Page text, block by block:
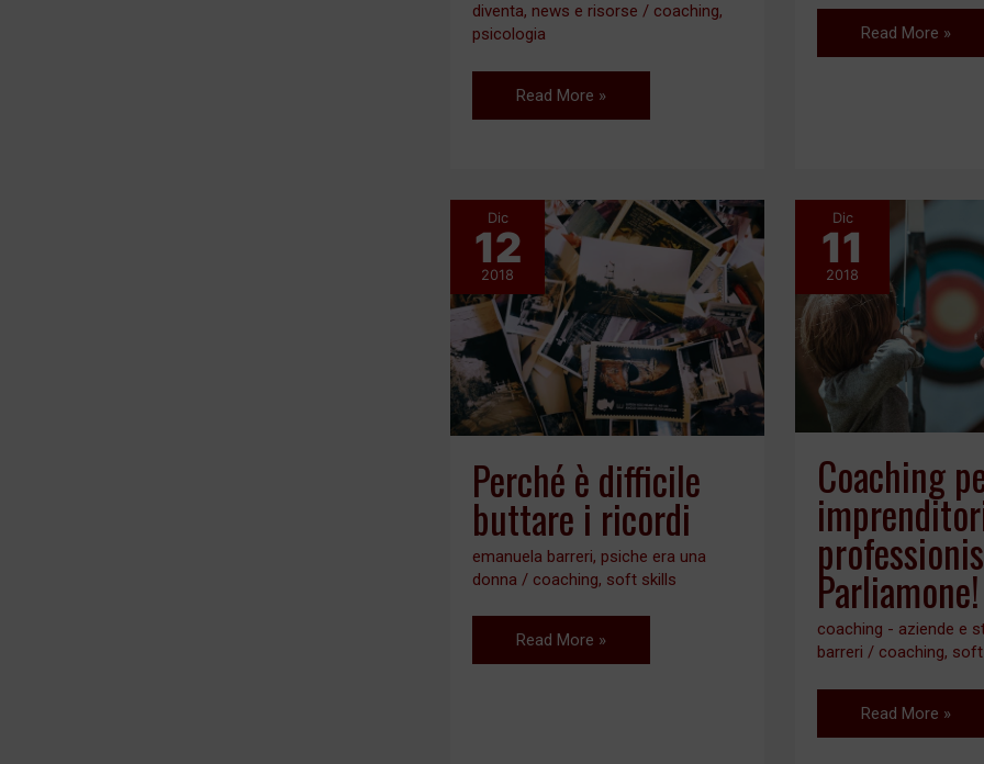
diventa, news e risorse / coaching,
psicologia
Read More »
Read More »
Dic
12
2018
Perché è difficile
buttare i ricordi
emanuela barreri, psiche era una
donna / coaching, soft skills
Perché
è
difficile
buttare
i
ricordi
Read More »
Dic
11
2018
Coaching
Parliamone!
coaching - aziende e
barreri / coaching, soft
Coaching
imprenditori
professionisti?
Parliamone!
Read More »